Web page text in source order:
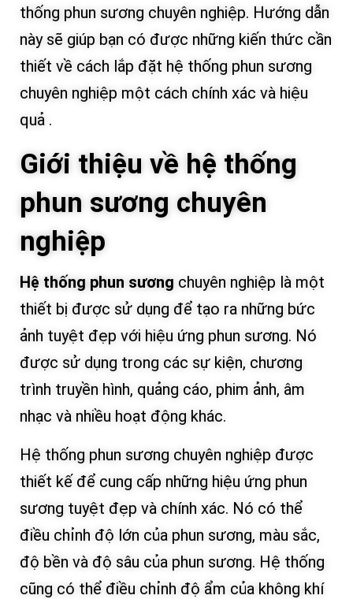
thống phun sương chuyên nghiệp. Hướng dẫn
này sẽ giúp bạn có được những kiến thức cần
thiết về cách lắp đặt hệ thống phun sương
chuyên nghiệp một cách chính xác và hiệu
quả .
Giới thiệu về hệ thống
phun sương chuyên
nghiệp
Hệ thống phun sương chuyên nghiệp là một
thiết bị được sử dụng để tạo ra những bức
ảnh tuyệt đẹp với hiệu ứng phun sương. Nó
được sử dụng trong các sự kiện, chương
trình truyền hình, quảng cáo, phim ảnh, âm
nhạc và nhiều hoạt động khác.
Hệ thống phun sương chuyên nghiệp được
thiết kế để cung cấp những hiệu ứng phun
sương tuyệt đẹp và chính xác. Nó có thể
điều chỉnh độ lớn của phun sương, màu sắc,
độ bền và độ sâu của phun sương. Hệ thống
cũng có thể điều chỉnh độ ẩm của không khí